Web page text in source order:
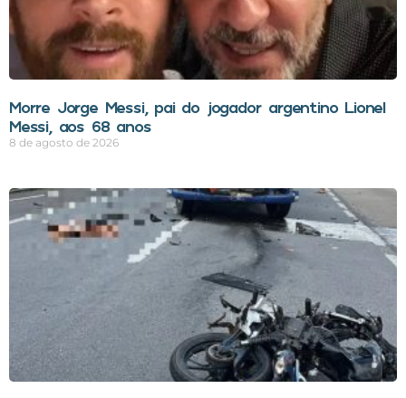
Morre Jorge Messi, pai do jogador argentino Lionel
Messi, aos 68 anos
8 de agosto de 2026